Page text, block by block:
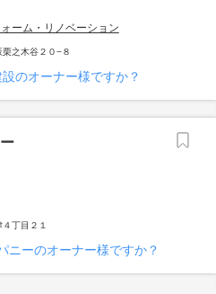
ーム・リノベーション
之木谷２０−８
のオーナー様ですか？
丁目２１
ニーのオーナー様ですか？